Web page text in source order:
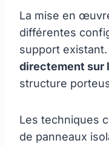
La mise en
différentes
support existant.
directement sur
structure
Les techniques
de panneaux